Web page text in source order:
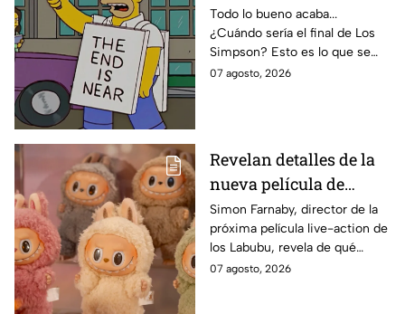
temporada 40? Actriz
de Bart Simpson da
IMPACTANTE
declaración
Todo lo bueno acaba...
¿Cuándo sería el final de Los
Simpson? Esto es lo que se
sabe:
07 agosto, 2026
Revelan detalles de la
nueva película de
Labubu: de qué tratará
y cuándo se estrena
Simon Farnaby, director de la
próxima película live-action de
los Labubu, revela de qué
tratará la cinta. Aquí te
07 agosto, 2026